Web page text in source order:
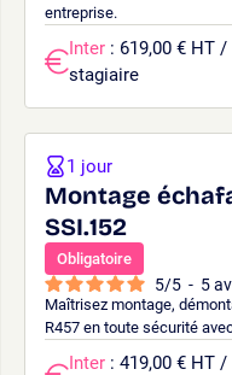
entreprise.
Inter : 619,00 € HT /
stagiaire
Montage
SSI.152
Obligatoire
5/5 - 5
Maîtrisez montage,
R457 en toute sécurité
1 jour
Inter : 419,00 € HT /